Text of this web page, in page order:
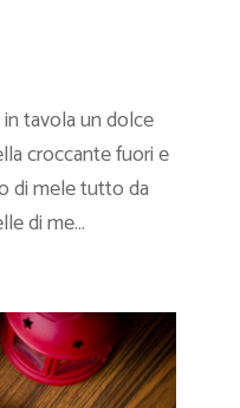
tavola un dolce
croccante fuori e
di mele tutto da
di me...